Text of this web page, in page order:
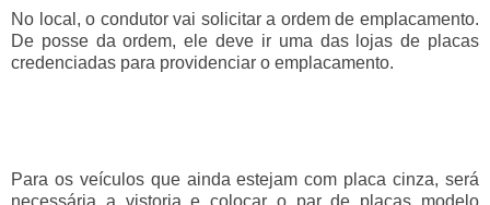
No local, o condutor vai solicitar a ordem de emplacamento.
De posse da ordem, ele deve ir uma das lojas de placas
credenciadas para providenciar o emplacamento.
Para os veículos que ainda estejam com placa cinza, será